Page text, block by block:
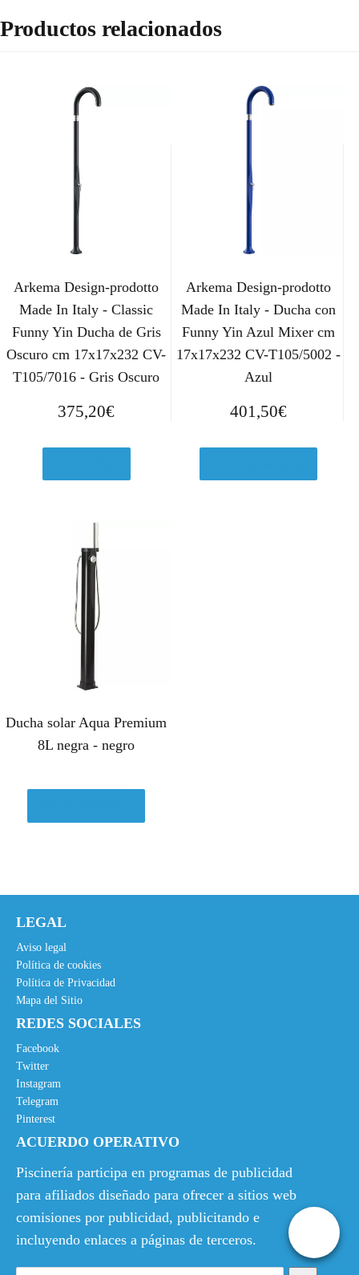
Productos relacionados
Arkema Design-prodotto
Made In Italy - Classic
Funny Yin Ducha de Gris
Oscuro cm 17x17x232 CV-
T105/7016 - Gris Oscuro
375,20€
Arkema Design-prodotto
Made In Italy - Ducha con
Funny Yin Azul Mixer cm
17x17x232 CV-T105/5002 -
Azul
401,50€
Ducha solar Aqua Premium
8L negra - negro
LEGAL
Aviso legal
Política de cookies
Política de Privacidad
Mapa del Sitio
REDES SOCIALES
Facebook
Twitter
Instagram
Telegram
Pinterest
ACUERDO OPERATIVO
Piscinería participa en programas de publicidad
para afiliados diseñado para ofrecer a sitios web
comisiones por publicidad, publicitando e
incluyendo enlaces a páginas de terceros.